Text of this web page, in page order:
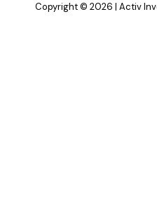
Copyright © 2026 | Activ